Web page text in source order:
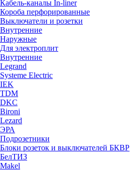
Кабель-каналы In-liner
Короба перфорированные
Выключатели и розетки
Внутренние
Наружные
Для электроплит
Внутренние
Legrand
Systeme Electric
IEK
TDM
DKC
Bironi
Lezard
ЭРА
Подрозетники
Блоки розеток и выключателей БКВР
БелТИЗ
Makel